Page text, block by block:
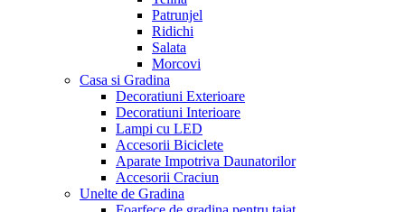
Patrunjel
Ridichi
Salata
Morcovi
Casa si Gradina
Decoratiuni Exterioare
Decoratiuni Interioare
Lampi cu LED
Accesorii Biciclete
Aparate Impotriva Daunatorilor
Accesorii Craciun
Unelte de Gradina